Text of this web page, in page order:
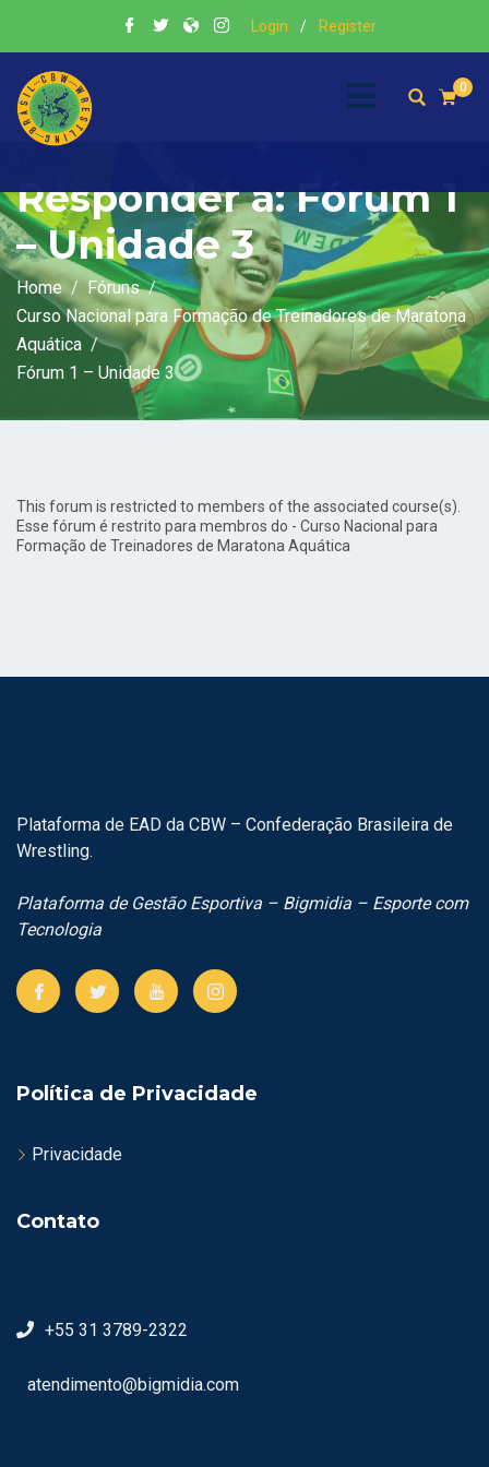
Login / Register
0
Responder a: Fórum 1
– Unidade 3
Home
Fóruns
Curso Nacional para Formação de Treinadores de Maratona
Aquática
Fórum 1 – Unidade 3
This forum is restricted to members of the associated course(s).
Esse fórum é restrito para membros do - Curso Nacional para
Formação de Treinadores de Maratona Aquática
Plataforma de EAD da CBW – Confederação Brasileira de
Wrestling.
Plataforma de Gestão Esportiva – Bigmidia – Esporte com
Tecnologia
Política de Privacidade
Privacidade
Contato
+55 31 3789-2322
atendimento@bigmidia.com